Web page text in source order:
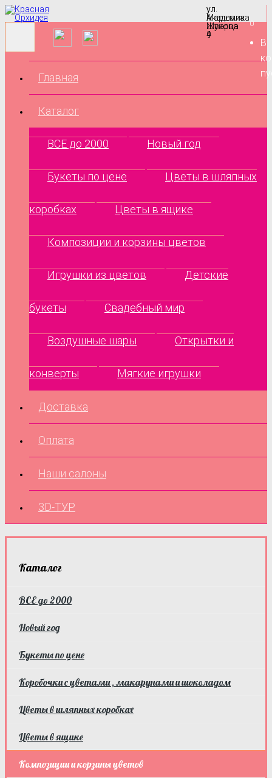
ул.
Маршала
Жукова
9
ул.
Академика
Шварца
4
0
В
Главная
Каталог
ВСЕ до 2000 Новый год
Букеты по цене Цветы в шляпных
коробках Цветы в ящике
Композиции и корзины цветов
Игрушки из цветов Детские
букеты Свадебный мир
Воздушные шары Открытки и
конверты Мягкие игрушки
Доставка
Оплата
Наши салоны
3D-ТУР
Каталог
ВСЕ до 2000
Новый год
Букеты по цене
Коробочки с цветами , макарунами и шоколадом
Цветы в шляпных коробках
Цветы в ящике
Композиции и корзины цветов